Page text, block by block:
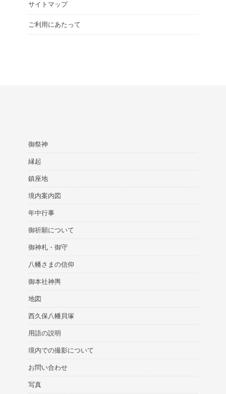
サイトマップ
ご利用にあたって
御祭神
縁起
鎮座地
境内案内図
年中行事
御祈願について
御神札・御守
八幡さまの信仰
御本社神輿
地図
西久保八幡貝塚
用語の説明
境内での撮影について
お問い合わせ
写真